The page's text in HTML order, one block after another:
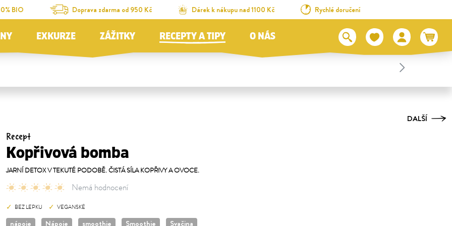
BIO Doprava zdarma od 950 Kč Dárek k nákupu nad 1100 Kč Rychlé doručení
EXKURZE ZÁŽITKY RECEPTY A TIPY O NÁS
DALŠÍ
Recept
Kopřivová bomba
JARNÍ DETOX V TEKUTÉ PODOBĚ. ČISTÁ SÍLA KOPŘIVY A OVOCE.
Nemá hodnocení
BEZ LEPKU VEGANSKÉ
nápoje Nápoje smoothie Smoothie Svačina